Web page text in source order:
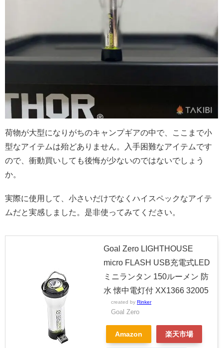
荷物が大型になりがちのキャンプギアの中で、ここまで小
型なアイテムは殆どありません。入手困難なアイテムです
ので、衝動買いしても後悔が少ないのではないでしょう
か。
実際に使用して、小さいだけでなくハイスペックなアイテ
ムだと実感しました。是非使ってみてください。
Goal Zero LIGHTHOUSE
micro FLASH USB充電式LED
ミニランタン 150ルーメン 防
水 懐中電灯付 XX1366 32005
created by Rinker
Goal Zero
Amazon 楽天市場